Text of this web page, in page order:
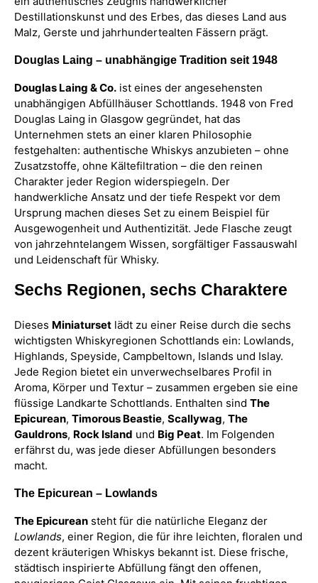
Destillationskunst und des Erbes, das dieses Land aus
Malz, Gerste und jahrhundertealten Fässern prägt.
Douglas Laing – unabhängige Tradition seit 1948
Douglas Laing & Co. ist eines der angesehensten
unabhängigen Abfüllhäuser Schottlands. 1948 von Fred
Douglas Laing in Glasgow gegründet, hat das
Unternehmen stets an einer klaren Philosophie
festgehalten: authentische Whiskys anzubieten – ohne
Zusatzstoffe, ohne Kältefiltration – die den reinen
Charakter jeder Region widerspiegeln. Der
handwerkliche Ansatz und der tiefe Respekt vor dem
Ursprung machen dieses Set zu einem Beispiel für
Ausgewogenheit und Authentizität. Jede Flasche zeugt
von jahrzehntelangem Wissen, sorgfältiger Fassauswahl
und Leidenschaft für Whisky.
Sechs Regionen, sechs Charaktere
Dieses Miniaturset lädt zu einer Reise durch die sechs
wichtigsten Whiskyregionen Schottlands ein: Lowlands,
Highlands, Speyside, Campbeltown, Islands und Islay.
Jede Region bietet ein unverwechselbares Profil in
Aroma, Körper und Textur – zusammen ergeben sie eine
flüssige Landkarte Schottlands. Enthalten sind The
Epicurean, Timorous Beastie, Scallywag, The
Gauldrons, Rock Island und Big Peat. Im Folgenden
erfährst du, was jede dieser Abfüllungen besonders
macht.
The Epicurean – Lowlands
The Epicurean steht für die natürliche Eleganz der
Lowlands, einer Region, die für ihre leichten, floralen und
dezent kräuterigen Whiskys bekannt ist. Diese frische,
städtisch inspirierte Abfüllung fängt den offenen,